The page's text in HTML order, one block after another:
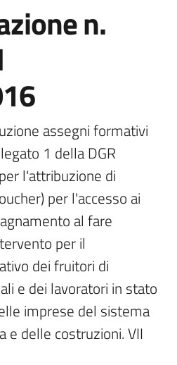
n.
assegni formativi
1 della DGR
l'attribuzione di
per l'accesso ai
al fare
per il
dei fruitori di
e dei lavoratori in stato
imprese del sistema
e delle costruzioni. VII